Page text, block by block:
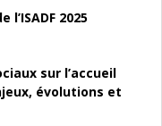
2025
sur l’accueil
évolutions et